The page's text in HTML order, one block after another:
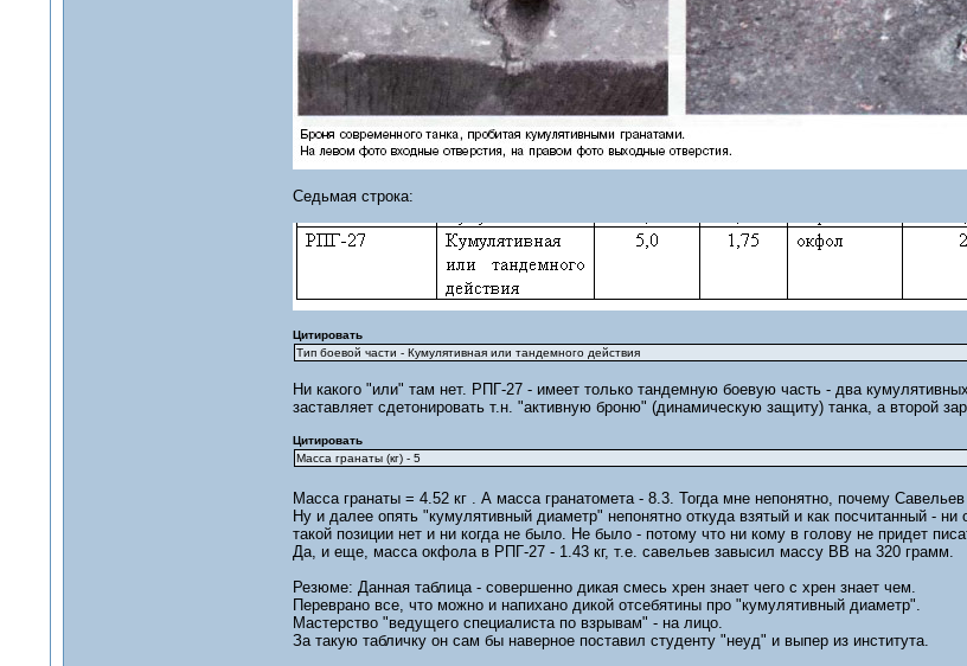
Седьмая строка:
Цитировать
Тип боевой части - Кумулятивная или тандемного действия
Ни какого "или" там нет. РПГ-27 - имеет только тандемную боевую часть - два
заставляет сдетонировать т.н. "активную броню" (динамическую защиту) танка, а второй
Цитировать
Масса гранаты (кг) - 5
Масса гранаты = 4.52 кг . А масса гранатомета - 8.3. Тогда мне непонятно, почему
Ну и далее опять "кумулятивный диаметр" непонятно откуда взятый и как посчитанный -
такой позиции нет и ни когда не было. Не было - потому что ни кому в голову не придет
Да, и еще, масса окфола в РПГ-27 - 1.43 кг, т.е. савельев завысил массу ВВ на 320 грамм.
Резюме: Данная таблица - совершенно дикая смесь хрен знает чего с хрен знает чем.
Переврано все, что можно и напихано дикой отсебятины про "кумулятивный диаметр".
Мастерство "ведущего специалиста по взрывам" - на лицо.
За такую табличку он сам бы наверное поставил студенту "неуд" и выпер из института.